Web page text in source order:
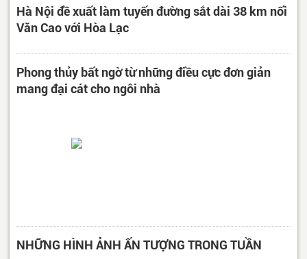
Hà Nội đề xuất làm tuyến đường sắt dài 38 km nối
Văn Cao với Hòa Lạc
Phong thủy bất ngờ từ những điều cực đơn giản
mang đại cát cho ngôi nhà
NHỮNG HÌNH ẢNH ẤN TƯỢNG TRONG TUẦN